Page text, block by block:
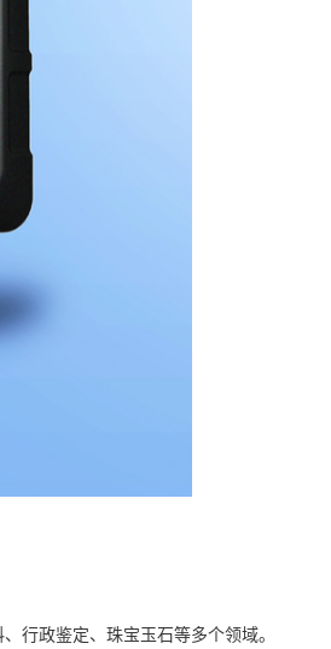
行政鉴定、珠宝玉石等多个领域。